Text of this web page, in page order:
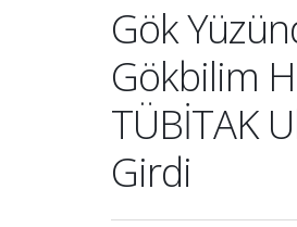
Gök
Gökbilim
TÜBİTAK
Girdi